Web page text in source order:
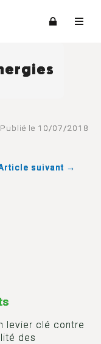
Publié le 10/07/2018
suivant →
levier clé contre
des